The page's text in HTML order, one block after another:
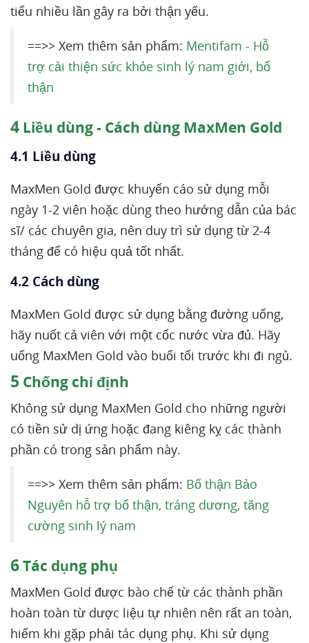
tiểu nhiều lần gây ra bởi thận yếu.
==>> Xem thêm sản phẩm: Mentifam - Hỗ
trợ cải thiện sức khỏe sinh lý nam giới, bổ
thận
4 Liều dùng - Cách dùng MaxMen Gold
4.1 Liều dùng
MaxMen Gold được khuyến cáo sử dụng mỗi
ngày 1-2 viên hoặc dùng theo hướng dẫn của bác
sĩ/ các chuyên gia, nên duy trì sử dụng từ 2-4
tháng để có hiệu quả tốt nhất.
4.2 Cách dùng
MaxMen Gold được sử dụng bằng đường uống,
hãy nuốt cả viên với một cốc nước vừa đủ. Hãy
uống MaxMen Gold vào buổi tối trước khi đi ngủ.
5 Chống chỉ định
Không sử dụng MaxMen Gold cho những người
có tiền sử dị ứng hoặc đang kiêng kỵ các thành
phần có trong sản phẩm này.
==>> Xem thêm sản phẩm: Bổ thận Bảo
Nguyên hỗ trợ bổ thận, tráng dương, tăng
cường sinh lý nam
6Tác dụng phụ
MaxMen Gold được bào chế từ các thành phần
hoàn toàn từ dược liệu tự nhiên nên rất an toàn,
hiếm khi gặp phải tác dụng phụ. Khi sử dụng